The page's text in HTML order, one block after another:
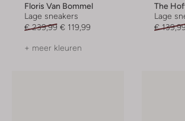
Floris Van Bommel
Lage sneakers
€ 239,99 € 119,99
+ meer kleuren
The
Lage
€